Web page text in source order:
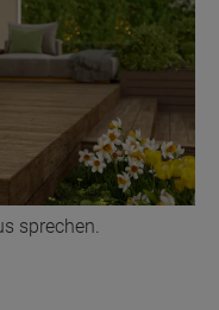
sprechen.